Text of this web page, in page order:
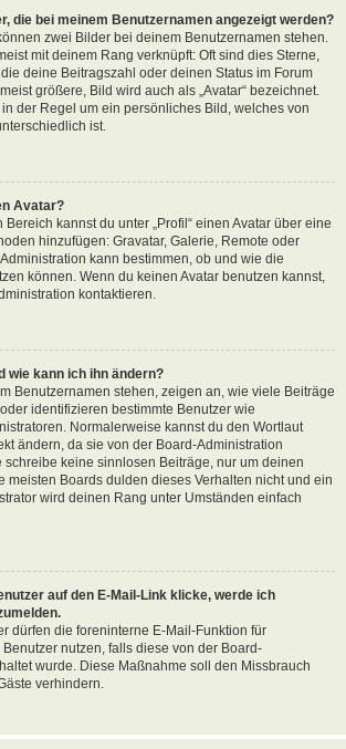
die bei meinem Benutzernamen angezeigt werden?
zwei Bilder bei deinem Benutzernamen stehen.
mit deinem Rang verknüpft: Oft sind dies Sterne,
deine Beitragszahl oder deinen Status im Forum
größere, Bild wird auch als „Avatar“ bezeichnet.
der Regel um ein persönliches Bild, welches von
ist.
Avatar?
kannst du unter „Profil“ einen Avatar über eine
hinzufügen: Gravatar, Galerie, Remote oder
kann bestimmen, ob und wie die
können. Wenn du keinen Avatar benutzen kannst,
kontaktieren.
wie kann ich ihn ändern?
Benutzernamen stehen, zeigen an, wie viele Beiträge
identifizieren bestimmte Benutzer wie
Normalerweise kannst du den Wortlaut
ändern, da sie von der Board-Administration
schreibe keine sinnlosen Beiträge, nur um deinen
Boards dulden dieses Verhalten nicht und ein
wird deinen Rang unter Umständen einfach
auf den E-Mail-Link klicke, werde ich
dürfen die foreninterne E-Mail-Funktion für
nutzen, falls diese von der Board-
wurde. Diese Maßnahme soll den Missbrauch
verhindern.